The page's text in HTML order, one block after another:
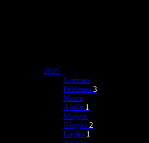
2025
Gennaio
Febbraio 3
Marzo
Aprile 1
Maggio
Giugno 2
Luglio 1